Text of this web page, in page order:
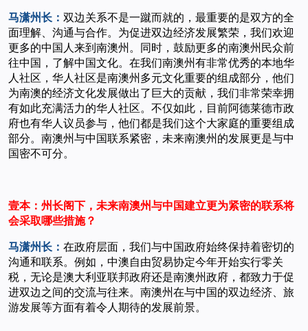
马潇州长： 双边关系不是一蹴而就的，最重要的是双方的全
面理解、沟通与合作。为促进双边经济发展繁荣，我们欢迎
更多的中国人来到南澳州。同时，鼓励更多的南澳州民众前
往中国，了解中国文化。在我们南澳州有非常优秀的本地华
人社区，华人社区是南澳州多元文化重要的组成部分，他们
为南澳的经济文化发展做出了巨大的贡献，我们非常荣幸拥
有如此充满活力的华人社区。不仅如此，目前阿德莱德市政
府也有华人议员参与，他们都是我们这个大家庭的重要组成
部分。南澳州与中国联系紧密，未来南澳州的发展更是与中
国密不可分。
壹本：州长阁下，未来南澳州与中国建立更为紧密的联系将
会采取哪些措施？
马潇州长： 在政府层面，我们与中国政府始终保持着密切的
沟通和联系。例如，中澳自由贸易协定今年开始实行零关
税，无论是澳大利亚联邦政府还是南澳州政府，都致力于促
进双边之间的交流与往来。南澳州在与中国的双边经济、旅
游发展等方面有着令人期待的发展前景。